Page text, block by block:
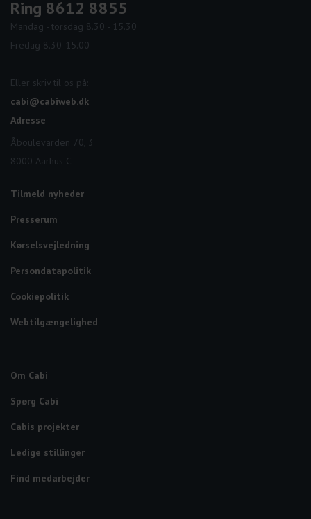
Ring 8612 8855
Mandag - torsdag 8.30 - 15.30
Fredag 8.30-15.00
Eller skriv til os på:
cabi@cabiweb.dk
Adresse
Åboulevarden 70, 3
8000 Aarhus C
Tilmeld nyheder
Presserum
Kørselsvejledning
Persondatapolitik
Cookiepolitik
Webtilgængelighed
Om Cabi
Spørg Cabi
Cabis projekter
Ledige stillinger
Find medarbejder